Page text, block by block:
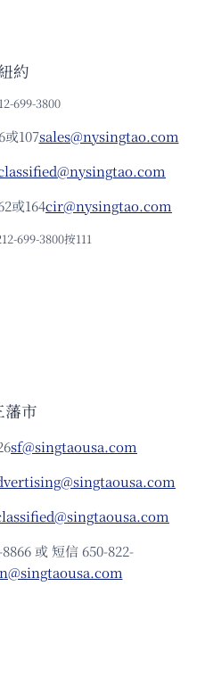
約
699-3800
或107sales@nysingtao.com
或164cir@nysingtao.com
699-3800按111
藩市
sf@singtaousa.com
或 短信 650-822-